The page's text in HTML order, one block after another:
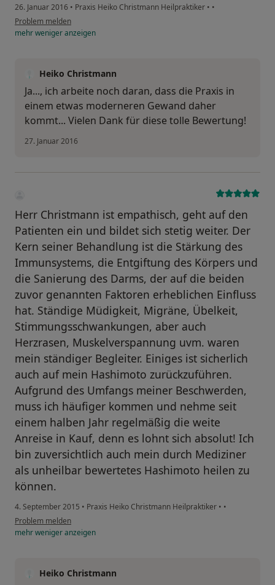
26. Januar 2016 • Praxis Heiko Christmann Heilpraktiker • •
Problem melden
mehrwenigeranzeigen
Heiko Christmann
Ja..., ich arbeite noch daran, dass die Praxis in
einem etwas moderneren Gewand daher
kommt... Vielen Dank für diese tolle Bewertung!
27. Januar 2016
Herr Christmann ist empathisch, geht auf den
Patienten ein und bildet sich stetig weiter. Der
Kern seiner Behandlung ist die Stärkung des
Immunsystems, die Entgiftung des Körpers und
die Sanierung des Darms, der auf die beiden
zuvor genannten Faktoren erheblichen Einfluss
hat. Ständige Müdigkeit, Migräne, Übelkeit,
Stimmungsschwankungen, aber auch
Herzrasen, Muskelverspannung uvm. waren
mein ständiger Begleiter. Einiges ist sicherlich
auch auf mein Hashimoto zurückzuführen.
Aufgrund des Umfangs meiner Beschwerden,
muss ich häufiger kommen und nehme seit
einem halben Jahr regelmäßig die weite
Anreise in Kauf, denn es lohnt sich absolut! Ich
bin zuversichtlich auch mein durch Mediziner
als unheilbar bewertetes Hashimoto heilen zu
können.
4. September 2015 • Praxis Heiko Christmann Heilpraktiker • •
Problem melden
mehrwenigeranzeigen
Heiko Christmann